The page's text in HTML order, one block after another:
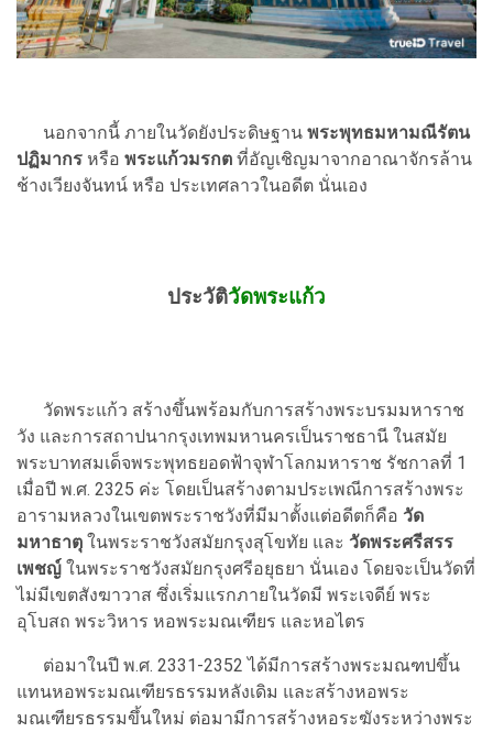
นอกจากนี้ ภายในวัดยังประดิษฐาน พระพุทธมหามณีรัตน
ปฏิมากร หรือ พระแก้วมรกต ที่อัญเชิญมาจากอาณาจักรล้าน
ช้างเวียงจันทน์ หรือ ประเทศลาวในอดีต นั่นเอง
ประวัติวัดพระแก้ว
วัดพระแก้ว สร้างขึ้นพร้อมกับการสร้างพระบรมมหาราช
วัง และการสถาปนากรุงเทพมหานครเป็นราชธานี ในสมัย
พระบาทสมเด็จพระพุทธยอดฟ้าจุฬาโลกมหาราช รัชกาลที่ 1
เมื่อปี พ.ศ. 2325 ค่ะ โดยเป็นสร้างตามประเพณีการสร้างพระ
อารามหลวงในเขตพระราชวังที่มีมาตั้งแต่อดีตก็คือ วัด
มหาธาตุ ในพระราชวังสมัยกรุงสุโขทัย และ วัดพระศรีสรร
เพชญ์ ในพระราชวังสมัยกรุงศรีอยุธยา นั่นเอง โดยจะเป็นวัดที่
ไม่มีเขตสังฆาวาส ซึ่งเริ่มแรกภายในวัดมี พระเจดีย์ พระ
อุโบสถ พระวิหาร หอพระมณเฑียร และหอไตร
ต่อมาในปี พ.ศ. 2331-2352 ได้มีการสร้างพระมณฑปขึ้น
แทนหอพระมณเฑียรธรรมหลังเดิม และสร้างหอพระ
มณเฑียรธรรมขึ้นใหม่ ต่อมามีการสร้างหอระฆังระหว่างพระ